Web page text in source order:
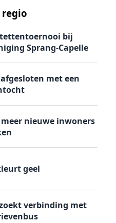
regio
bij
Sprang-Capelle
met een
nieuwe inwoners
geel
verbinding met